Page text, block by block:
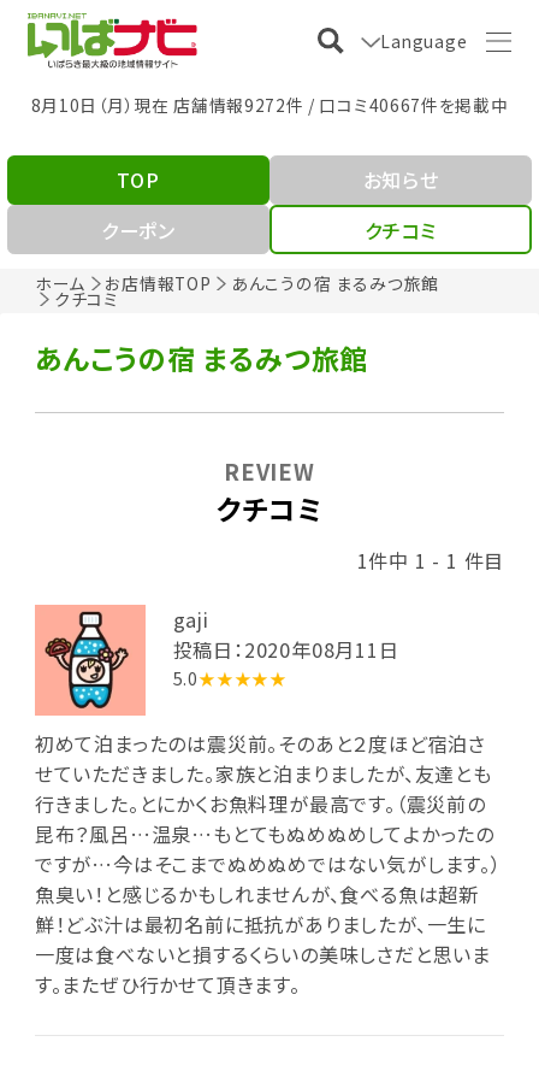
Language
8月10日（月）現在 店舗情報9272件 / 口コミ40667件を掲載中
ホーム お店情報TOP あんこうの宿 まるみつ旅館
クチコミ
TOP
お知らせ
クーポン
クチコミ
あんこうの宿 まるみつ旅館
クチコミ
REVIEW
1件中 1 - 1 件目
gaji
投稿日：2020年08月11日
5.0★★★★★
初めて泊まったのは震災前。そのあと２度ほど宿泊さ
せていただきました。家族と泊まりましたが、友達とも
行きました。とにかくお魚料理が最高です。（震災前の
昆布？風呂…温泉…もとてもぬめぬめしてよかったの
ですが…今はそこまでぬめぬめではない気がします。）
魚臭い！と感じるかもしれませんが、食べる魚は超新
鮮！どぶ汁は最初名前に抵抗がありましたが、一生に
一度は食べないと損するくらいの美味しさだと思いま
す。またぜひ行かせて頂きます。